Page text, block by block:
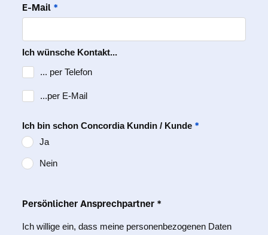
E-Mail *
Ich wünsche Kontakt...
... per Telefon
...per E-Mail
Ich bin schon Concordia Kundin / Kunde *
Ja
Nein
Persönlicher Ansprechpartner *
Ich willige ein, dass meine personenbezogenen Daten